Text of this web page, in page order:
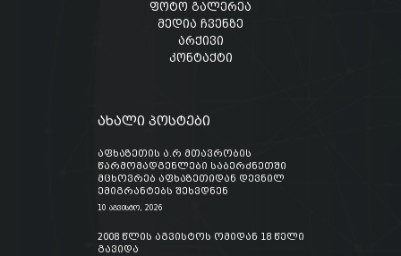
ფოტო გალერეა
მედია ჩვენზე
არქივი
კონტაქტი
ახალი პოსტები
აფხაზეთის ა.რ მთავრობის
წარმომადგენლები საბერძნეთში
მცხოვრებ აფხაზეთიდან დევნილ
ემიგრანტებს შეხვდნენ
10 აგვისტო, 2026
2008 წლის აგვისტოს ომიდან 18 წელი
გავიდა